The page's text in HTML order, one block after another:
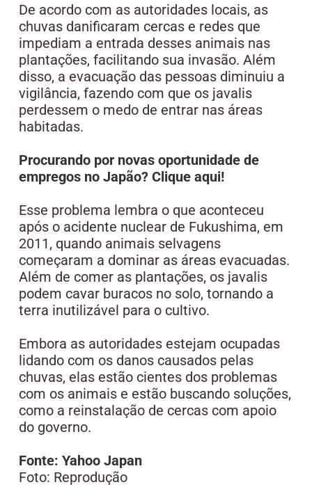
De acordo com as autoridades locais, as
chuvas danificaram cercas e redes que
impediam a entrada desses animais nas
plantações, facilitando sua invasão. Além
disso, a evacuação das pessoas diminuiu a
vigilância, fazendo com que os javalis
perdessem o medo de entrar nas áreas
habitadas.
Procurando por novas oportunidade de
empregos no Japão? Clique aqui!
Esse problema lembra o que aconteceu
após o acidente nuclear de Fukushima, em
2011, quando animais selvagens
começaram a dominar as áreas evacuadas.
Além de comer as plantações, os javalis
podem cavar buracos no solo, tornando a
terra inutilizável para o cultivo.
Embora as autoridades estejam ocupadas
lidando com os danos causados pelas
chuvas, elas estão cientes dos problemas
com os animais e estão buscando soluções,
como a reinstalação de cercas com apoio
do governo.
Fonte: Yahoo Japan
Foto: Reprodução